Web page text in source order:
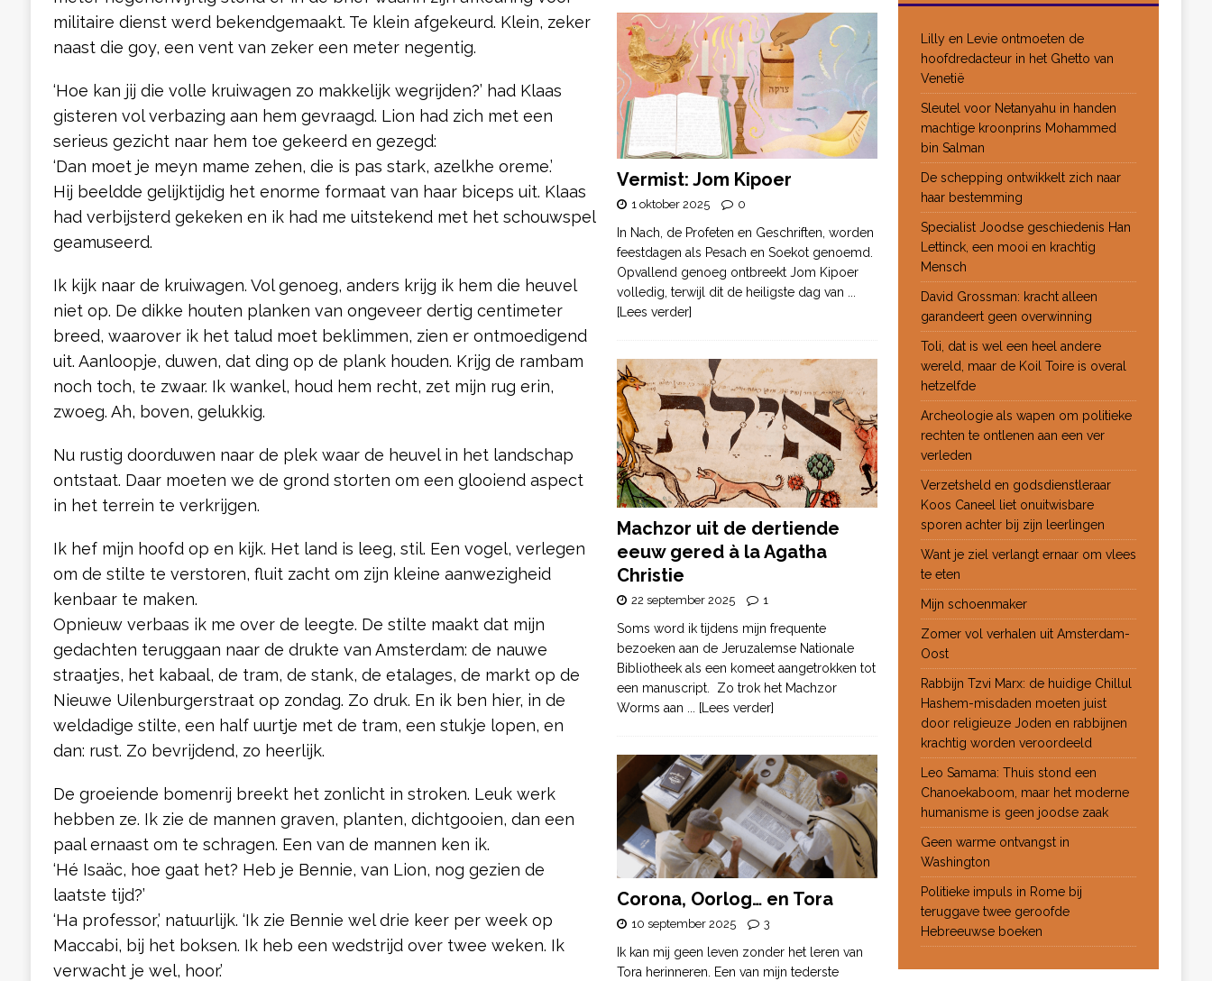
militaire dienst werd bekendgemaakt. Te klein afgekeurd. Klein, zeker
naast die goy, een vent van zeker een meter negentig.
‘Hoe kan jij die volle kruiwagen zo makkelijk wegrijden?’ had Klaas
gisteren vol verbazing aan hem gevraagd. Lion had zich met een
serieus gezicht naar hem toe gekeerd en gezegd:
‘Dan moet je meyn mame zehen, die is pas stark, azelkhe oreme.’
Hij beeldde gelijktijdig het enorme formaat van haar biceps uit. Klaas
had verbijsterd gekeken en ik had me uitstekend met het schouwspel
geamuseerd.
Ik kijk naar de kruiwagen. Vol genoeg, anders krijg ik hem die heuvel
niet op. De dikke houten planken van ongeveer dertig centimeter
breed, waarover ik het talud moet beklimmen, zien er ontmoedigend
uit. Aanloopje, duwen, dat ding op de plank houden. Krijg de rambam
noch toch, te zwaar. Ik wankel, houd hem recht, zet mijn rug erin,
zwoeg. Ah, boven, gelukkig.
Nu rustig doorduwen naar de plek waar de heuvel in het landschap
ontstaat. Daar moeten we de grond storten om een glooiend aspect
in het terrein te verkrijgen.
Ik hef mijn hoofd op en kijk. Het land is leeg, stil. Een vogel, verlegen
om de stilte te verstoren, fluit zacht om zijn kleine aanwezigheid
kenbaar te maken.
Opnieuw verbaas ik me over de leegte. De stilte maakt dat mijn
gedachten teruggaan naar de drukte van Amsterdam: de nauwe
straatjes, het kabaal, de tram, de stank, de etalages, de markt op de
Nieuwe Uilenburgerstraat op zondag. Zo druk. En ik ben hier, in de
weldadige stilte, een half uurtje met de tram, een stukje lopen, en
dan: rust. Zo bevrijdend, zo heerlijk.
De groeiende bomenrij breekt het zonlicht in stroken. Leuk werk
hebben ze. Ik zie de mannen graven, planten, dichtgooien, dan een
paal ernaast om te schragen. Een van de mannen ken ik.
‘Hé Isaäc, hoe gaat het? Heb je Bennie, van Lion, nog gezien de
laatste tijd?’
‘Ha professor,’ natuurlijk. ‘Ik zie Bennie wel drie keer per week op
Maccabi, bij het boksen. Ik heb een wedstrijd over twee weken. Ik
verwacht je wel, hoor.’
Vermist: Jom Kipoer
1 oktober 2025 0
In Nach, de Profeten en Geschriften, worden
feestdagen als Pesach en Soekot genoemd.
Opvallend genoeg ontbreekt Jom Kipoer
volledig, terwijl dit de heiligste dag van
[Lees verder]
Machzor uit de dertiende
eeuw gered à la Agatha
Christie
22 september 2025 1
Soms word ik tijdens mijn frequente
bezoeken aan de Jeruzalemse Nationale
Bibliotheek als een komeet aangetrokken tot
een manuscript. Zo trok het Machzor
Worms aan ... [Lees verder]
Corona, Oorlog… en Tora
10 september 2025 3
Ik kan mij geen leven zonder het leren van
Tora herinneren. Een van mijn tederste
Lilly en Levie ontmoeten de
hoofdredacteur in het Ghetto van
Venetië
Sleutel voor Netanyahu in handen
machtige kroonprins Mohammed
bin Salman
De schepping ontwikkelt zich naar
haar bestemming
Specialist Joodse geschiedenis Han
Lettinck, een mooi en krachtig
Mensch
David Grossman: kracht alleen
garandeert geen overwinning
Toli, dat is wel een heel andere
wereld, maar de Koil Toire is overal
hetzelfde
Archeologie als wapen om politieke
rechten te ontlenen aan een ver
verleden
Verzetsheld en godsdienstleraar
Koos Caneel liet onuitwisbare
sporen achter bij zijn leerlingen
Want je ziel verlangt ernaar om vlees
te eten
Mijn schoenmaker
Zomer vol verhalen uit Amsterdam-
Oost
Rabbijn Tzvi Marx: de huidige Chillul
Hashem-misdaden moeten juist
door religieuze Joden en rabbijnen
krachtig worden veroordeeld
Leo Samama: Thuis stond een
Chanoekaboom, maar het moderne
humanisme is geen joodse zaak
Geen warme ontvangst in
Washington
Politieke impuls in Rome bij
teruggave twee geroofde
Hebreeuwse boeken